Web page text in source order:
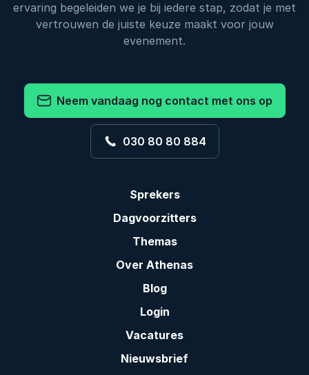
ervaring begeleiden we je bij iedere stap, zodat je met
vertrouwen de juiste keuze maakt voor jouw
evenement.
Neem vandaag nog contact met ons op
030 80 80 884
Sprekers
Dagvoorzitters
Themas
Over Athenas
Blog
Login
Vacatures
Nieuwsbrief